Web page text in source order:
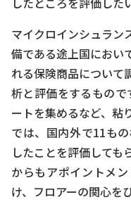
マイクロインシュラン
備である途上国におい
れる保険商品について
析と評価をするもの
ートを集めるなど、粘
では、国内外で11も
したことを評価して
からもアポイントメ
け、フロアーの関心を